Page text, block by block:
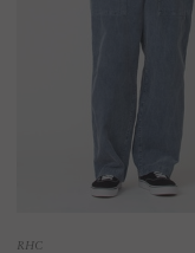
RHC